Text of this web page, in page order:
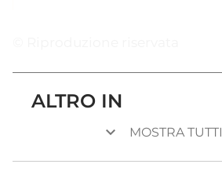
ALTRO IN
keyboard_arrow_down MOSTRA TUTTI